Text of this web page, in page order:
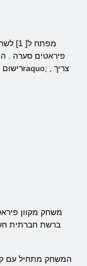
מפתח ל[ 1] לשחק פיראטים סערה , יש צורך שעבר
פיראטים סערה
.
וraquo;
צריך
משחק מקוון
ברשת חברתית
המשחק מתחיל עם